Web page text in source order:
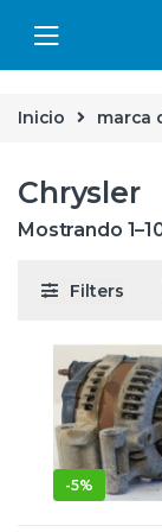
Inicio marca
Chrysler
Mostrando
Filters
-5%